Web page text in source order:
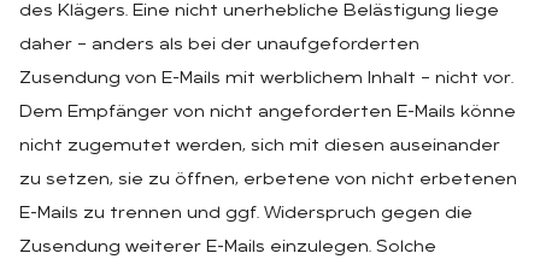
des Klägers. Eine nicht unerhebliche Belästigung liege
daher – anders als bei der unaufgeforderten
Zusendung von E-Mails mit werblichem Inhalt – nicht vor.
Dem Empfänger von nicht angeforderten E-Mails könne
nicht zugemutet werden, sich mit diesen auseinander
zu setzen, sie zu öffnen, erbetene von nicht erbetenen
E-Mails zu trennen und ggf. Widerspruch gegen die
Zusendung weiterer E-Mails einzulegen. Solche